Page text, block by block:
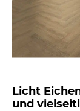
Licht
und